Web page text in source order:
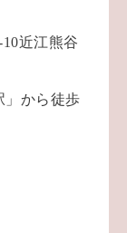
近江熊谷
」から徒歩